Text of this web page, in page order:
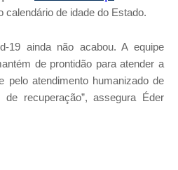
calendário de idade do Estado.
19 ainda não acabou. A equipe
de prontidão para atender a
pelo atendimento humanizado de
recuperação”, assegura Éder